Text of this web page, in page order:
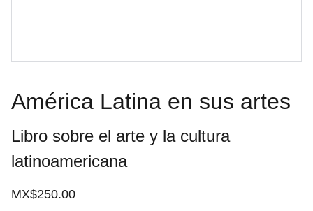
América Latina en sus artes
Libro sobre el arte y la cultura
latinoamericana
MX$250.00